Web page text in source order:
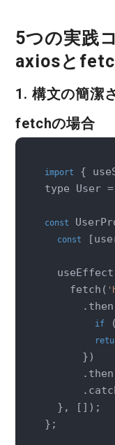
5つの実践
axiosと
1. 構文の簡潔
fetchの場合
import {
type User
const
const
    fetch(
if
      })
  }, []);
};